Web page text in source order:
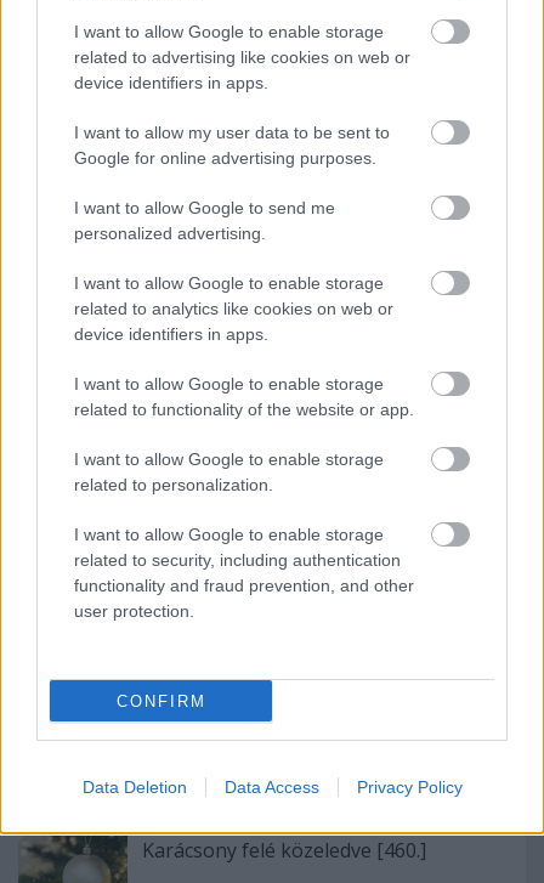
I want to allow Google to enable storage
related to advertising like cookies on web or
device identifiers in apps.
I want to allow my user data to be sent to
Google for online advertising purposes.
I want to allow Google to send me
personalized advertising.
I want to allow Google to enable storage
related to analytics like cookies on web or
device identifiers in apps.
I want to allow Google to enable storage
related to functionality of the website or app.
I want to allow Google to enable storage
related to personalization.
I want to allow Google to enable storage
related to security, including authentication
functionality and fraud prevention, and other
user protection.
CONFIRM
Data Deletion Data Access Privacy Policy
Az írásban felsorolt szervezetek közös jellemzője,
hogy gyakorlatilag alig érhető el tevé- kenységre
vonatkozó információ, ezért az atlatszo.hu 2012-ben
közérdekű adatigényléssel fordul a Belváros-
Lipótvárosi Önkormányzathoz, hogy hozzák
nyilvánosságra ezen szerve- zetek támogatási
szerződéseit és elszámolásait.
vattamány zsolt
Oktatás, kultúra — máshol [467.]
Variálnának már megint [465.]
Karácsony felé közeledve [460.]